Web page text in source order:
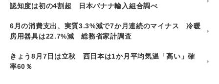
認知度は初の4割超 日本バナナ輸入組合調べ
6月の消費支出、実質3.3%減で7か月連続のマイナス 冷暖
房用器具は22.7%減 総務省家計調査
きょう8月7日は立秋 西日本は1か月平均気温「高い」確
率60％